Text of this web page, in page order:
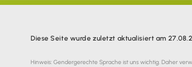
Diese Seite wurde zuletzt aktualisiert am
Hinweis: Gendergerechte Sprache ist uns wichtig. Daher